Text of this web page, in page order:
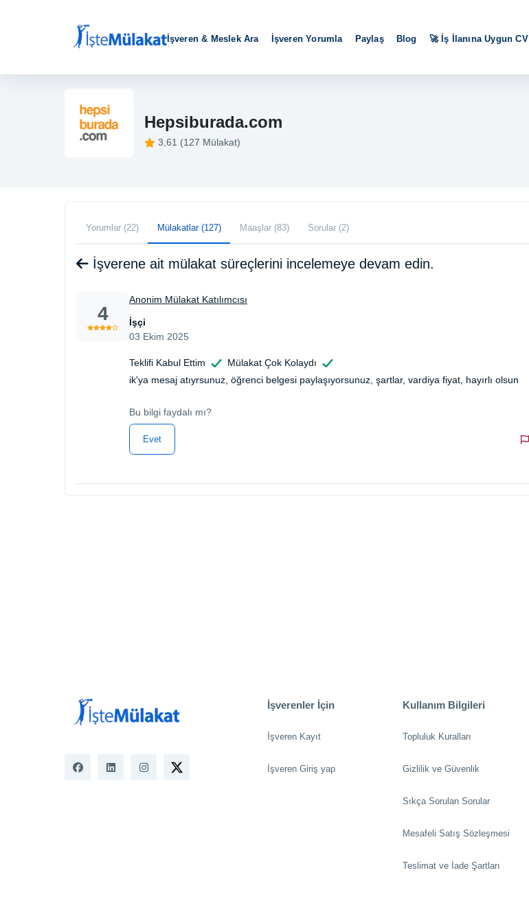
İşveren & Meslek Ara İşveren Yorumla Paylaş Blog 🚀 İş İlanına Uygun
Hepsiburada.com
3,61 (127 Mülakat)
Yorumlar (22) Mülakatlar (127) Maaşlar (83) Sorular (2)
İşverene ait mülakat süreçlerini incelemeye devam edin.
4
Anonim Mülakat Katılımcısı
İşçi
03 Ekim 2025
Teklifi Kabul Ettim
Mülakat Çok Kolaydı
ik'ya mesaj atıyrsunuz, öğrenci belgesi paylaşıyorsunuz, şartlar, vardiya fiyat, hayırlı olsun
Bu bilgi faydalı mı?
Evet
İşverenler İçin
İşveren Kayıt
İşveren Giriş yap
Kullanım Bilgileri
Topluluk Kuralları
Gizlilik ve Güvenlik
Sıkça Sorulan Sorular
Mesafeli Satış Sözleşmesi
Teslimat ve İade Şartları